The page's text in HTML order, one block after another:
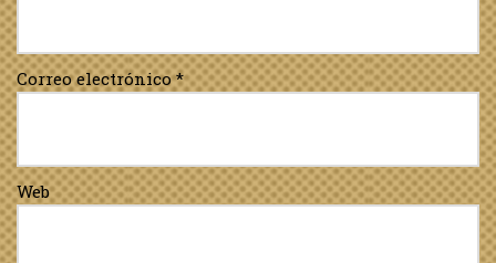
Correo electrónico*
Web